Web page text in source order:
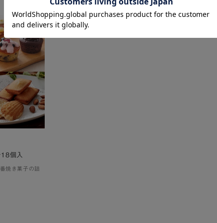
個入
焼き菓子の詰